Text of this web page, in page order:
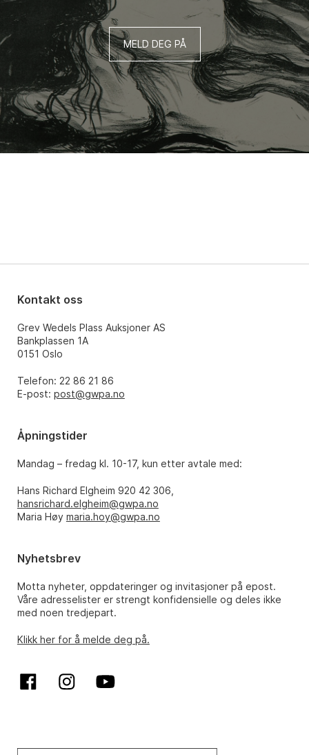
MELD DEG PÅ
Kontakt oss
Grev Wedels Plass Auksjoner AS
Bankplassen 1A
0151 Oslo
Telefon: 22 86 21 86
E-post: post@gwpa.no
Åpningstider
Mandag – fredag kl. 10-17, kun etter avtale med:
Hans Richard Elgheim 920 42 306,
hansrichard.elgheim@gwpa.no
Maria Høy maria.hoy@gwpa.no
Nyhetsbrev
Motta nyheter, oppdateringer og invitasjoner på epost.
Våre adresselister er strengt konfidensielle og deles ikke
med noen tredjepart.
Klikk her for å melde deg på.